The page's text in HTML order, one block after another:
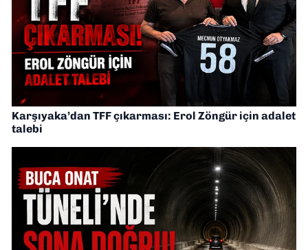
Karşıyaka’dan TFF çıkarması: Erol Zöngür için adalet
talebi